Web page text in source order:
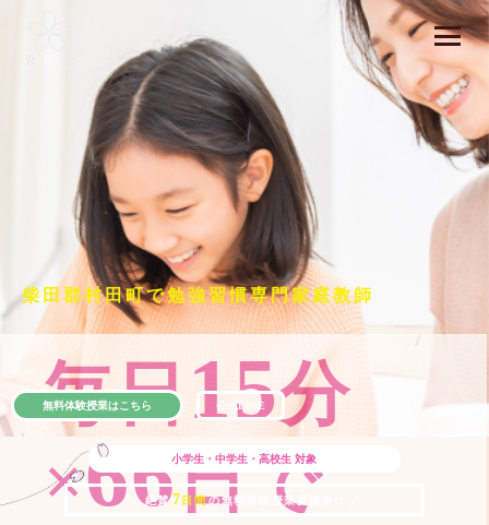
柴田郡村田町で勉強習慣専門家庭教師
毎日15分
×66日で
小学生・中学生・高校生 対象
＼ 絶賛 7 日間の無料体験授業実施中!! ／
無料体験授業はこちら 公式LINE